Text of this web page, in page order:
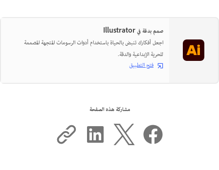
صمم بدقة في Illustrator
اجعل أفكارك تنبض بالحياة باستخدام أدوات الرسومات المتجهة المصممة
للحرية الإبداعية والدقة.
فتح التطبيق
مشاركة هذه الصفحة